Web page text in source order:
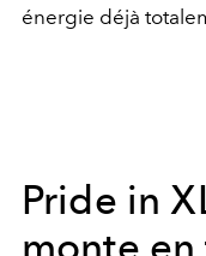
énergie déjà
Pride in